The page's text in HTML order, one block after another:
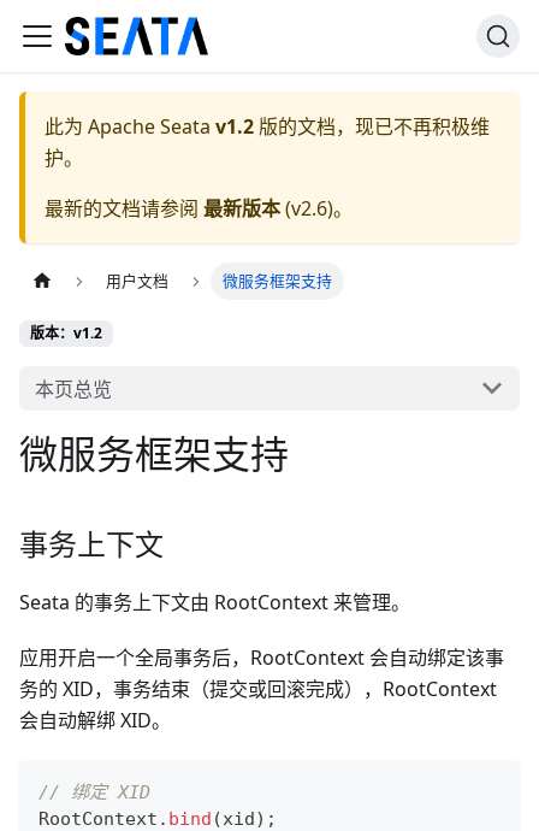
此为 Apache Seata v1.2 版的文档，现已不再积极维
护。
最新的文档请参阅 最新版本(v2.6)。
用户文档 微服务框架支持
版本：v1.2
本页总览
微服务框架支持
事务上下文
Seata 的事务上下文由 RootContext 来管理。
应用开启一个全局事务后，RootContext 会自动绑定该事
务的 XID，事务结束（提交或回滚完成），RootContext
会自动解绑 XID。
// 绑定 XID
RootContext . bind (xid) ;